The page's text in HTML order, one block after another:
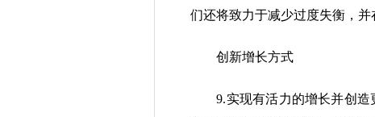
们还将致力于减少过度失衡，并
创新增长方式
9.实现有活力的增长并创造